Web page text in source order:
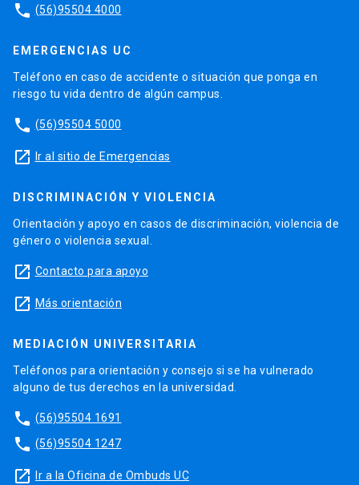
phone (56)95504 4000
EMERGENCIAS UC
Teléfono en caso de accidente o situación que ponga en
riesgo tu vida dentro de algún campus.
phone (56)95504 5000
launch Ir al sitio de Emergencias
DISCRIMINACIÓN Y VIOLENCIA
Orientación y apoyo en casos de discriminación, violencia de
género o violencia sexual.
launch Contacto para apoyo
launch Más orientación
MEDIACIÓN UNIVERSITARIA
Teléfonos para orientación y consejo si se ha vulnerado
alguno de tus derechos en la universidad.
phone (56)95504 1691
phone (56)95504 1247
launch Ir a la Oficina de Ombuds UC